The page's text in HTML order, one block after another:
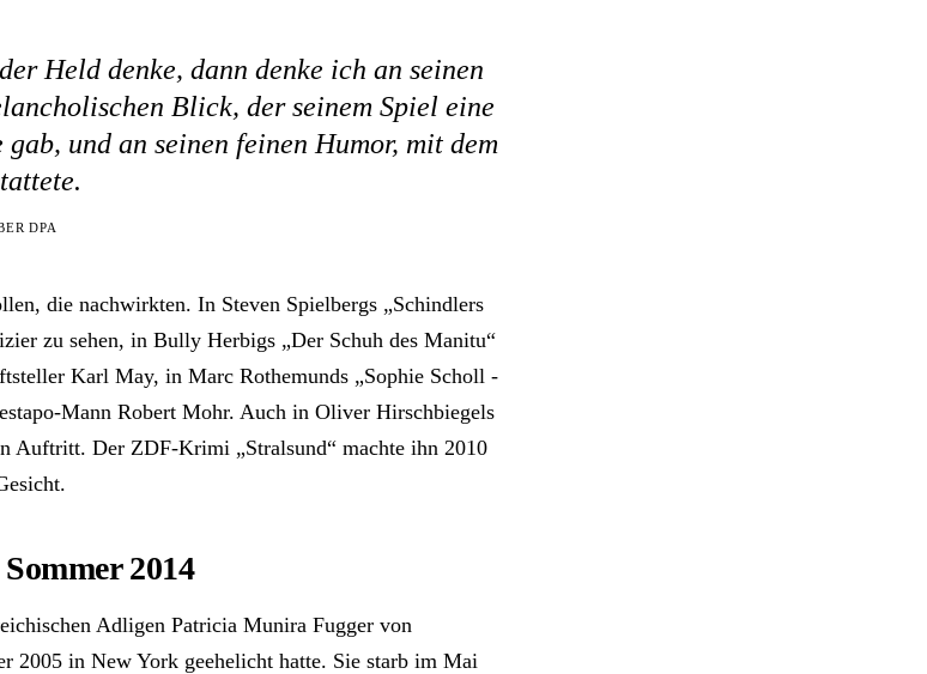
Held denke, dann denke ich an seinen
Blick, der seinem Spiel eine
und an seinen feinen Humor, mit dem
DPA
die nachwirkten. In Steven Spielbergs „Schindlers
zu sehen, in Bully Herbigs „Der Schuh des Manitu“
Karl May, in Marc Rothemunds „Sophie Scholl -
Mann Robert Mohr. Auch in Oliver Hirschbiegels
Auftritt. Der ZDF-Krimi „Stralsund“ machte ihn 2010
2014
Adligen Patricia Munira Fugger von
2005 in New York geehelicht hatte. Sie starb im Mai